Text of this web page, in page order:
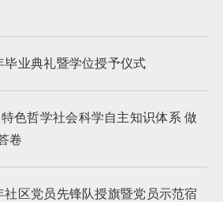
业典礼暨学位授予仪式
色哲学社会科学自主知识体系 做
卷
区党员先锋队授旗暨党员示范宿